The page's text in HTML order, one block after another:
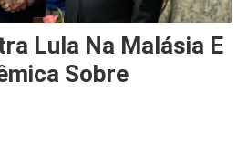
Lula Na Malásia E
Sobre